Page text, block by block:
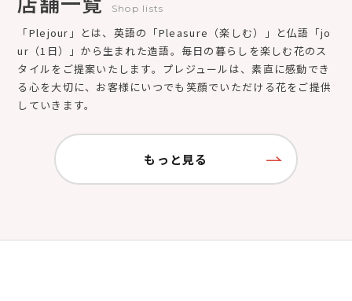
Shop lists
「Plejour」とは、英語の「Pleasure（楽しむ）」と仏語「jo
ur（1日）」から生まれた造語。毎日の暮らしを楽しむ花のス
タイルをご提案いたします。プレジュールは、素直に感動でき
る心を大切に、お客様にいつでも笑顔でいただける花をご提供
していきます。
もっと見る